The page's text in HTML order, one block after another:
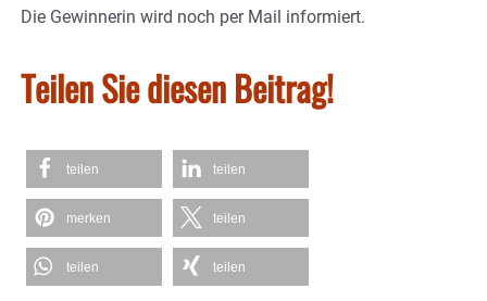
Die Gewinnerin wird noch per Mail informiert.
Teilen Sie diesen Beitrag!
teilen teilen
merken teilen
teilen teilen